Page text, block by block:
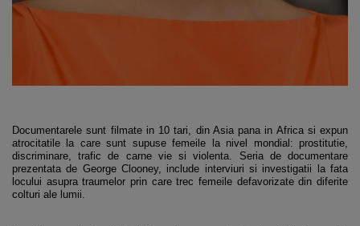
Documentarele sunt filmate in 10 tari, din Asia pana in Africa si expun
atrocitatile la care sunt supuse femeile la nivel mondial: prostitutie,
discriminare, trafic de carne vie si violenta. Seria de documentare
prezentata de George Clooney, include interviuri si investigatii la fata
locului asupra traumelor prin care trec femeile defavorizate din diferite
colturi ale lumii.